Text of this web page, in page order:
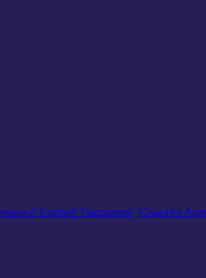
2' Football Tournament 'Chand ke